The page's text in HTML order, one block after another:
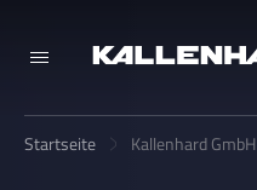
Startseite Kallenhard GmbH